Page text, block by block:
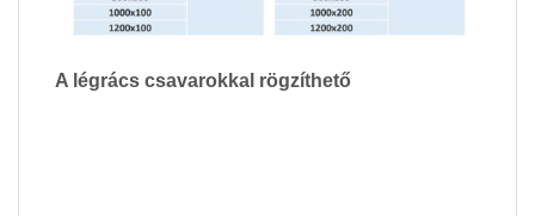
A légrács csavarokkal rögzíthető